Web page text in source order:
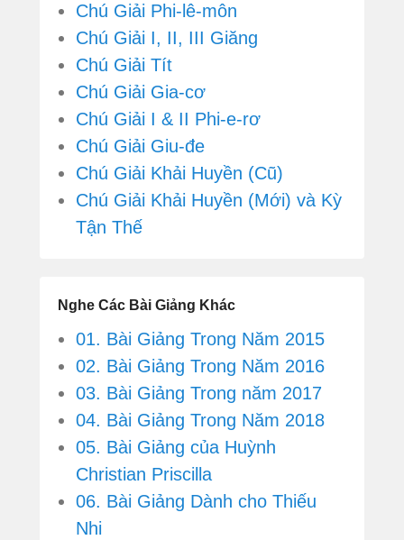
Chú Giải Phi-lê-môn
Chú Giải I, II, III Giăng
Chú Giải Tít
Chú Giải Gia-cơ
Chú Giải I & II Phi-e-rơ
Chú Giải Giu-đe
Chú Giải Khải Huyền (Cũ)
Chú Giải Khải Huyền (Mới) và Kỳ
Tận Thế
Nghe Các Bài Giảng Khác
01. Bài Giảng Trong Năm 2015
02. Bài Giảng Trong Năm 2016
03. Bài Giảng Trong năm 2017
04. Bài Giảng Trong Năm 2018
05. Bài Giảng của Huỳnh
Christian Priscilla
06. Bài Giảng Dành cho Thiếu
Nhi